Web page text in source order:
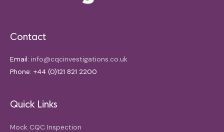
Contact
Email: info@cqcinvestigations.co.uk
Phone: +44 (0)121 821 2200
Quick Links
Mock CQC Inspection